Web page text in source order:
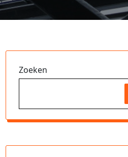
Zoeken